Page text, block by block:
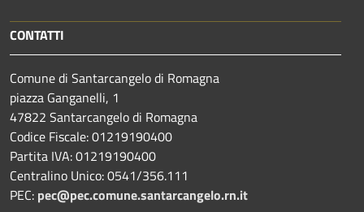
CONTATTI
Comune di Santarcangelo di Romagna
piazza Ganganelli, 1
47822 Santarcangelo di Romagna
Codice Fiscale: 01219190400
Partita IVA: 01219190400
Centralino Unico: 0541/356.111
PEC: pec@pec.comune.santarcangelo.rn.it